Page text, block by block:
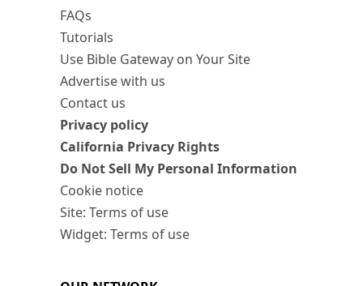
FAQs
Tutorials
Use Bible Gateway on Your Site
Advertise with us
Contact us
Privacy policy
California Privacy Rights
Do Not Sell My Personal Information
Cookie notice
Site: Terms of use
Widget: Terms of use